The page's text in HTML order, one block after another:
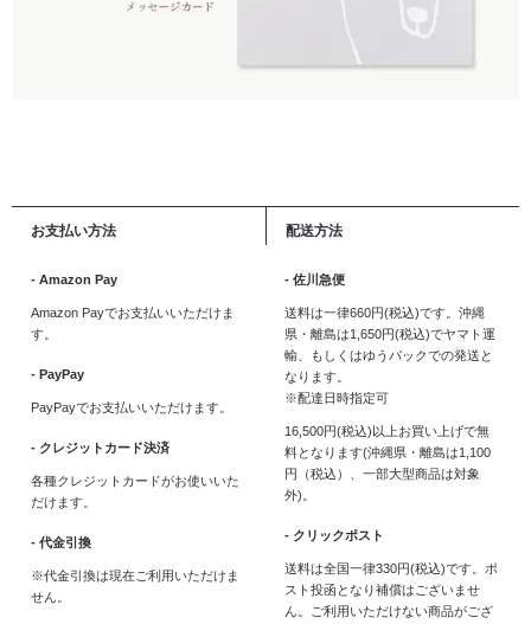
お支払い方法
- Amazon Pay
Amazon Payでお支払いいただけま
す。
- PayPay
PayPayでお支払いいただけます。
- クレジットカード決済
各種クレジットカードがお使いいた
だけます。
- 代金引換
※代金引換は現在ご利用いただけま
せん。
配送方法
- 佐川急便
送料は一律660円(税込)です。沖縄
県・離島は1,650円(税込)でヤマト運
輸、もしくはゆうパックでの発送と
なります。
※配達日時指定可
16,500円(税込)以上お買い上げで無
料となります(沖縄県・離島は1,100
円（税込）、一部大型商品は対象
外)。
- クリックポスト
送料は全国一律330円(税込)です。ポ
スト投函となり補償はございませ
ん。ご利用いただけない商品がござ